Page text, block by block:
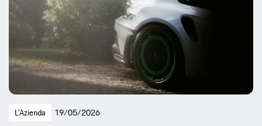
L'Azienda 19/05/2026